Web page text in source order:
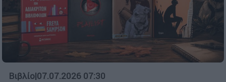
Βιβλίο|07.07.2026 07:30